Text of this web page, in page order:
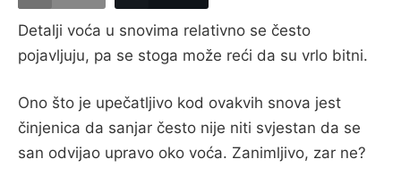
Detalji voća u snovima relativno se često
pojavljuju, pa se stoga može reći da su vrlo bitni.
Ono što je upečatljivo kod ovakvih snova jest
činjenica da sanjar često nije niti svjestan da se
san odvijao upravo oko voća. Zanimljivo, zar ne?